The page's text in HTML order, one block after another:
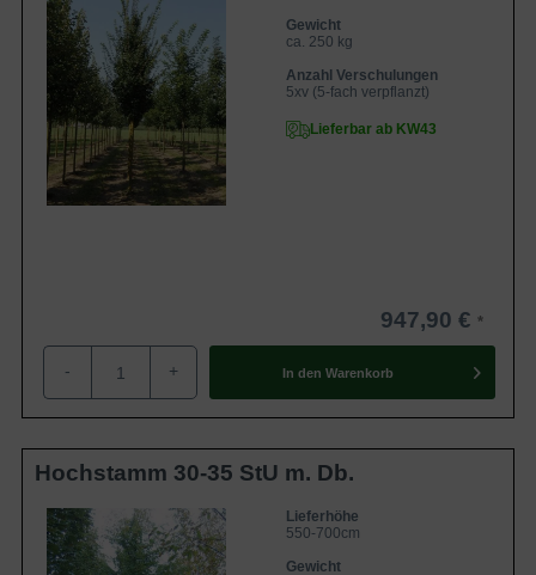
Gewicht
ca. 250 kg
Anzahl Verschulungen
5xv (5-fach verpflanzt)
Lieferbar ab KW43
947,90 €
- + In den Warenkorb
Hochstamm 30-35 StU m. Db.
Lieferhöhe
550-700cm
Gewicht